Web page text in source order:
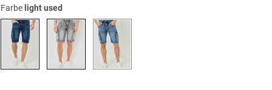
Farbe light used
dark used
grey used light used